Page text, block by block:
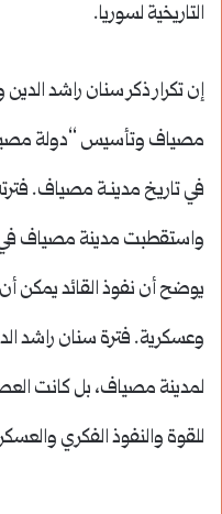
التاريخية لسوريا.
إن تكرار ذكر سنان راشد
مصياف وتأسيس “دولة
في تاريخ مدينـة مصياف.
واستقطبت مدينة مصياف في
يوضح أن نفوذ القائد يمكن
وعسكرية. فترة سنان راشد
لمدينة مصياف، بل كانت
للقوة والنفوذ الفكري